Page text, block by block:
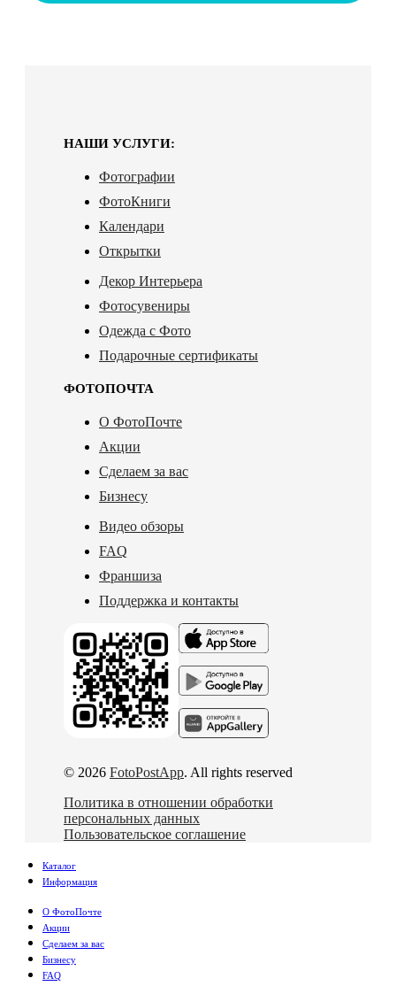
НАШИ УСЛУГИ:
Фотографии
ФотоКниги
Календари
Открытки
Декор Интерьера
Фотосувениры
Одежда с Фото
Подарочные сертификаты
ФОТОПОЧТА
О ФотоПочте
Акции
Сделаем за вас
Бизнесу
Видео обзоры
FAQ
Франшиза
Поддержка и контакты
© 2026 FotoPostApp. All rights reserved
Политика в отношении обработки
персональных данных
Пользовательское соглашение
Каталог
Информация
О ФотоПочте
Акции
Сделаем за вас
Бизнесу
FAQ